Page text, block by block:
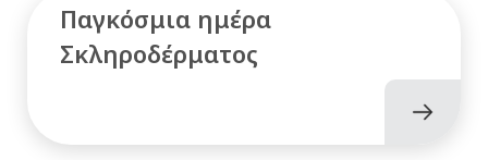
Παγκόσμια ημέρα
Σκληροδέρματος